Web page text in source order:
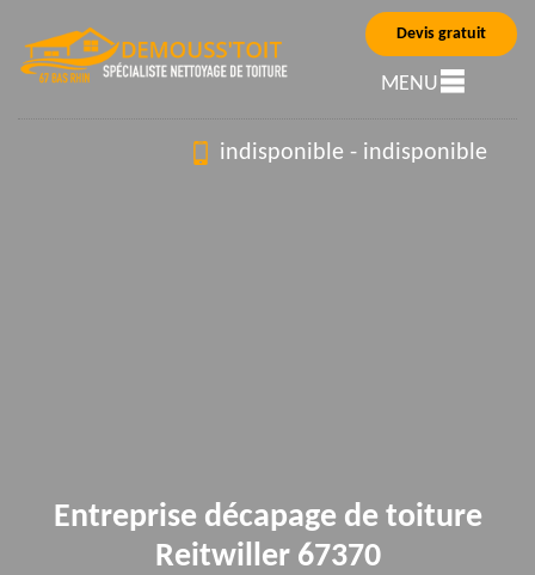
Devis gratuit
MENU
indisponible - indisponible
Entreprise décapage de toiture
Reitwiller 67370